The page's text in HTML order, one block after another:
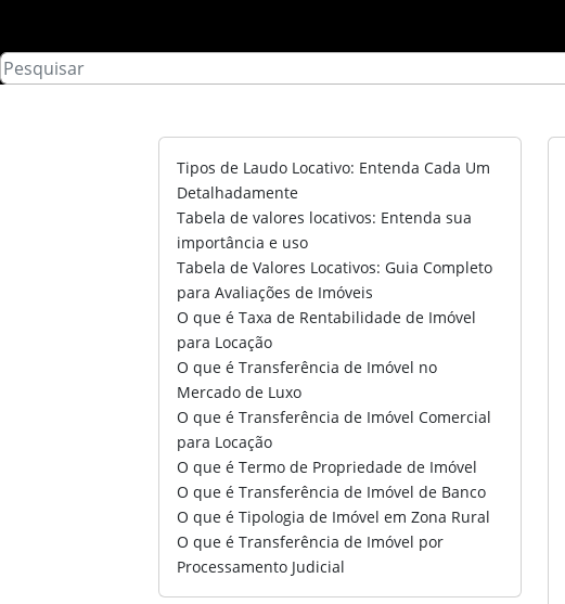
Tipos de Laudo Locativo: Entenda Cada Um
Detalhadamente
Tabela de valores locativos: Entenda sua
importância e uso
Tabela de Valores Locativos: Guia Completo
para Avaliações de Imóveis
O que é Taxa de Rentabilidade de Imóvel
para Locação
O que é Transferência de Imóvel no
Mercado de Luxo
O que é Transferência de Imóvel Comercial
para Locação
O que é Termo de Propriedade de Imóvel
O que é Transferência de Imóvel de Banco
O que é Tipologia de Imóvel em Zona Rural
O que é Transferência de Imóvel por
Processamento Judicial